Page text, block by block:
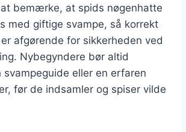
bemærke, at spids nøgenhatte
med giftige svampe, så korrekt
afgørende for sikkerheden ved
Nybegyndere bør altid
svampeguide eller en erfaren
før de indsamler og spiser vilde